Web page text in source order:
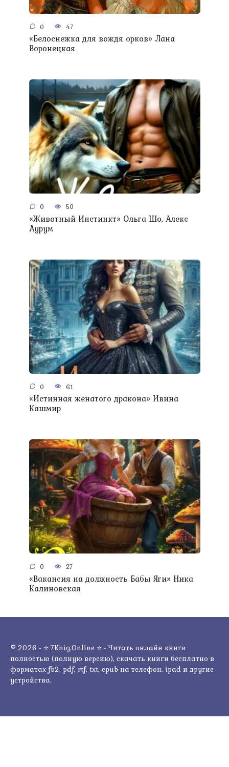
0 47
«Белоснежка для вождя орков» Лана
Воронецкая
0 50
«Животный Инстинкт» Ольга Шо, Алекс
Аурум
0 61
«Истинная женатого дракона» Ивина
Кашмир
0 27
«Вакансия на должность Бабы Яги» Ника
Калиновская
© 2026 - ⭐ 7Knig.Online ⭐ - Читать онлайн книги
полностью (полную версию), скачать книги бесплатно в
форматах fb2, pdf, rtf, txt, epub на телефон, ipad и другие
устройства.